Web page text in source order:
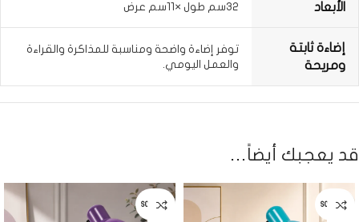
الأبعاد 32سم طول ×11سم عرض
إضاءة ثابتة
ومريحة
توفر إضاءة واضحة ومناسبة للمذاكرة والقراءة
والعمل اليومي.
قد يعجبك أيضاً…
SOLD OUT
SOLD OUT